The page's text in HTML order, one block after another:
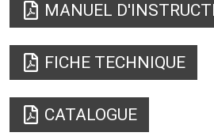
MANUEL
FICHE TECHNIQUE
CATALOGUE